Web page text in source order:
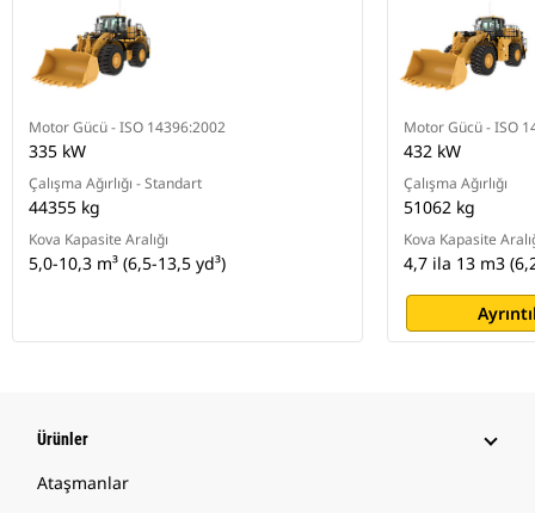
Motor Gücü - ISO 14396:2002
335 kW
Çalışma Ağırlığı - Standart
44355 kg
Kova Kapasite Aralığı
5,0-10,3 m³ (6,5-13,5 yd³)
Motor Gücü - ISO
432 kW
Çalışma Ağırlığı
51062 kg
Kova Kapasite
4,7 ila 13 m3
Ürünler
Ataşmanlar